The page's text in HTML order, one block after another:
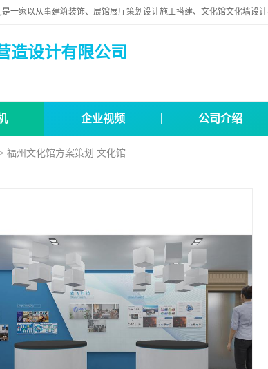
造设计有限公司
企业视频 公司介绍
福州文化馆方案策划 文化馆